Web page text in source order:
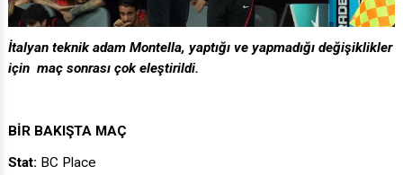
İtalyan teknik adam Montella, yaptığı ve yapmadığı değişiklikler
için maç sonrası çok eleştirildi.
BİR BAKIŞTA MAÇ
Stat: BC Place